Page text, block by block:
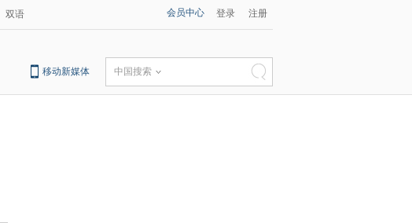
双语 会员中心 登录 注册
移动新媒体 中国搜索